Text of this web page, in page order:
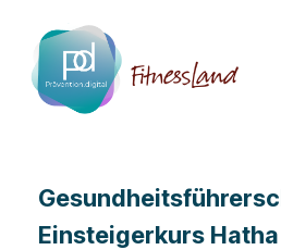
springen
Einsteigerkurs